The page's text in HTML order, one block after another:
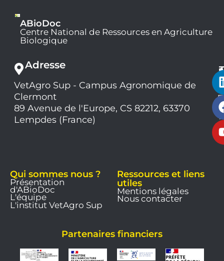
ABioDoc
Centre National de Ressources en Agriculture
Biologique
Adresse
VetAgro Sup - Campus Agronomique de
Clermont
89 Avenue de l'Europe, CS 82212, 63370
Lempdes (France)
Qui sommes nous ?
Présentation
d'ABioDoc
L'équipe
L'institut VetAgro Sup
Ressources et liens
utiles
Mentions légales
Nous contacter
Partenaires financiers